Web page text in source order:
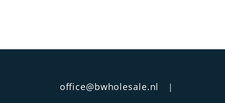
office@bwholesale.nl |